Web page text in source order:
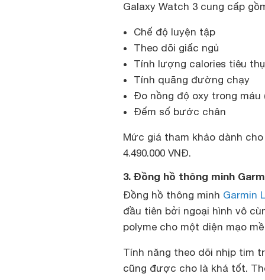
Galaxy Watch 3 cung cấp
Chế độ luyện tập
Theo dõi giấc ngủ
Tính lượng calories tiêu thụ
Tính quãng đường chạy
Đo nồng độ oxy trong máu
Đếm số bước chân
Mức giá tham khảo dành
4.490.000 VNĐ.
3. Đồng hồ thông minh
Đồng hồ thông minh Garmin
đầu tiên bởi ngoại hình vô
polyme cho một diện mạo
Tính năng theo dõi nhịp tim
cũng được cho là khá tốt.